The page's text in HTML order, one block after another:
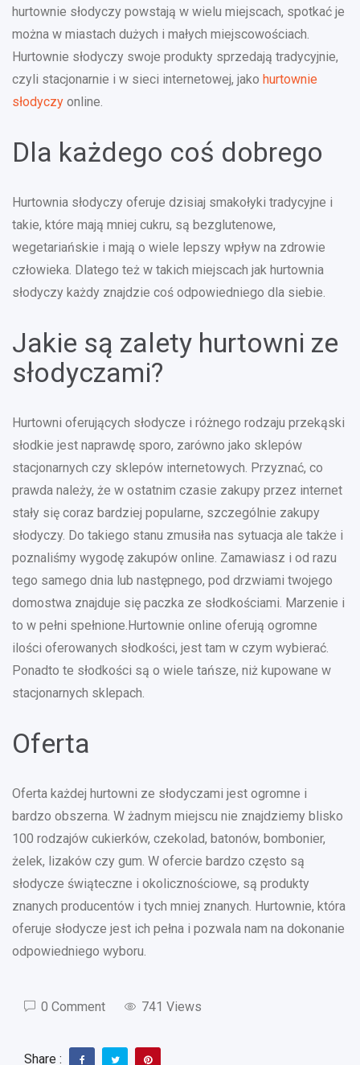
hurtownie słodyczy powstają w wielu miejscach, spotkać je
można w miastach dużych i małych miejscowościach.
Hurtownie słodyczy swoje produkty sprzedają tradycyjnie,
czyli stacjonarnie i w sieci internetowej, jako hurtownie
słodyczy online.
Dla każdego coś dobrego
Hurtownia słodyczy oferuje dzisiaj smakołyki tradycyjne i
takie, które mają mniej cukru, są bezglutenowe,
wegetariańskie i mają o wiele lepszy wpływ na zdrowie
człowieka. Dlatego też w takich miejscach jak hurtownia
słodyczy każdy znajdzie coś odpowiedniego dla siebie.
Jakie są zalety hurtowni ze
słodyczami?
Hurtowni oferujących słodycze i różnego rodzaju przekąski
słodkie jest naprawdę sporo, zarówno jako sklepów
stacjonarnych czy sklepów internetowych. Przyznać, co
prawda należy, że w ostatnim czasie zakupy przez internet
stały się coraz bardziej popularne, szczególnie zakupy
słodyczy. Do takiego stanu zmusiła nas sytuacja ale także i
poznaliśmy wygodę zakupów online. Zamawiasz i od razu
tego samego dnia lub następnego, pod drzwiami twojego
domostwa znajduje się paczka ze słodkościami. Marzenie i
to w pełni spełnione.Hurtownie online oferują ogromne
ilości oferowanych słodkości, jest tam w czym wybierać.
Ponadto te słodkości są o wiele tańsze, niż kupowane w
stacjonarnych sklepach.
Oferta
Oferta każdej hurtowni ze słodyczami jest ogromne i
bardzo obszerna. W żadnym miejscu nie znajdziemy blisko
100 rodzajów cukierków, czekolad, batonów, bombonier,
żelek, lizaków czy gum. W ofercie bardzo często są
słodycze świąteczne i okolicznościowe, są produkty
znanych producentów i tych mniej znanych. Hurtownie, która
oferuje słodycze jest ich pełna i pozwala nam na dokonanie
odpowiedniego wyboru.
0 Comment 741 Views
Share :